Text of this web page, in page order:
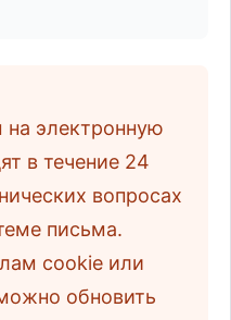
на электронную
в течение 24
вопросах
письма.
cookie или
обновить